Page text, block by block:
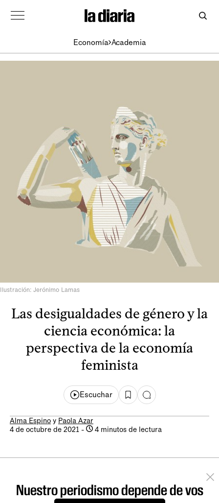
Economía Academia
Ilustración: Jerónimo Lamas
Las desigualdades de género y la
ciencia económica: la
perspectiva de la economía
feminista
Escuchar
Alma Espino y Paola Azar
4 de octubre de 2021 - 4 minutos de lectura
Nuestro periodismo depende de vos